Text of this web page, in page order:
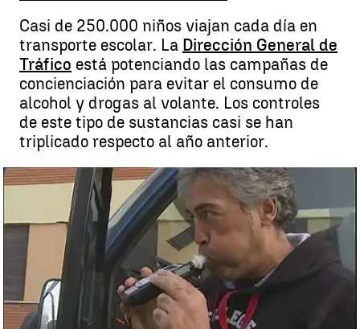
Casi de 250.000 niños viajan cada día en
transporte escolar. La Dirección General de
Tráfico está potenciando las campañas de
concienciación para evitar el consumo de
alcohol y drogas al volante. Los controles
de este tipo de sustancias casi se han
triplicado respecto al año anterior.
El consumo de drogas al volante multiplica por nueve el riesgo de
accidente |antena3.com
Antena 3 Noticias Madrid
Publicado:13 de febrero de 2018, 17:15